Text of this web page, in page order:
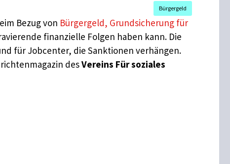
Bürgergeld
Bezug von Bürgergeld, Grundsicherung für
finanzielle Folgen haben kann. Die
für Jobcenter, die Sanktionen verhängen.
desVereins Für soziales